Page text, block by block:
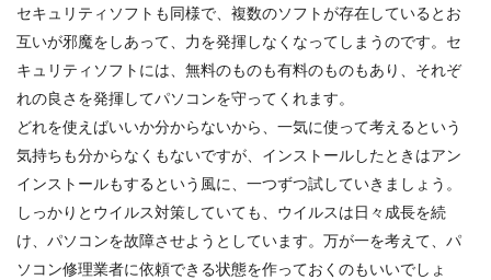
セキュリティソフトも同様で、複数のソフトが存在しているとお
互いが邪魔をしあって、力を発揮しなくなってしまうのです。セ
キュリティソフトには、無料のものも有料のものもあり、それぞ
れの良さを発揮してパソコンを守ってくれます。
どれを使えばいいか分からないから、一気に使って考えるという
気持ちも分からなくもないですが、インストールしたときはアン
インストールもするという風に、一つずつ試していきましょう。
しっかりとウイルス対策していても、ウイルスは日々成長を続
け、パソコンを故障させようとしています。万が一を考えて、パ
ソコン修理業者に依頼できる状態を作っておくのもいいでしょ